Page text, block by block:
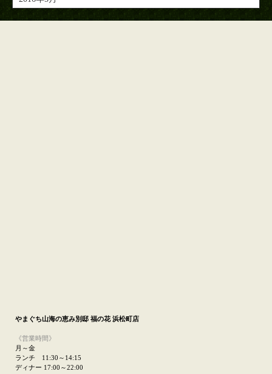
やまぐち山海の恵み別邸 福の花 浜松町店
《営業時間》
月～金
ランチ 11:30～14:15
ディナー 17:00～22:00